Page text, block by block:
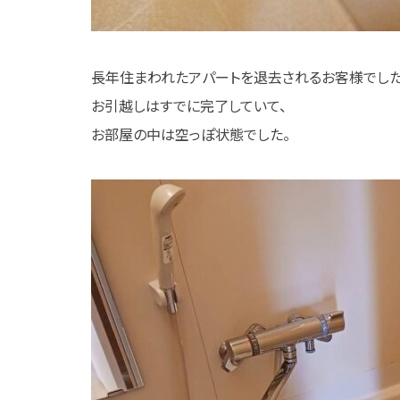
長年住まわれたアパートを退去されるお客様でし
お引越しはすでに完了していて、
お部屋の中は空っぽ状態でした。